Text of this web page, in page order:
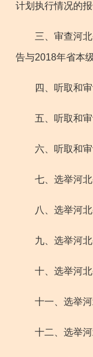
计划执行情况的
三、审查河北省
告与2018年省本
四、听取和审
五、听取和审
六、听取和审
七、选举河北
八、选举河北
九、选举河北
十、选举河北
十一、选举河
十二、选举河